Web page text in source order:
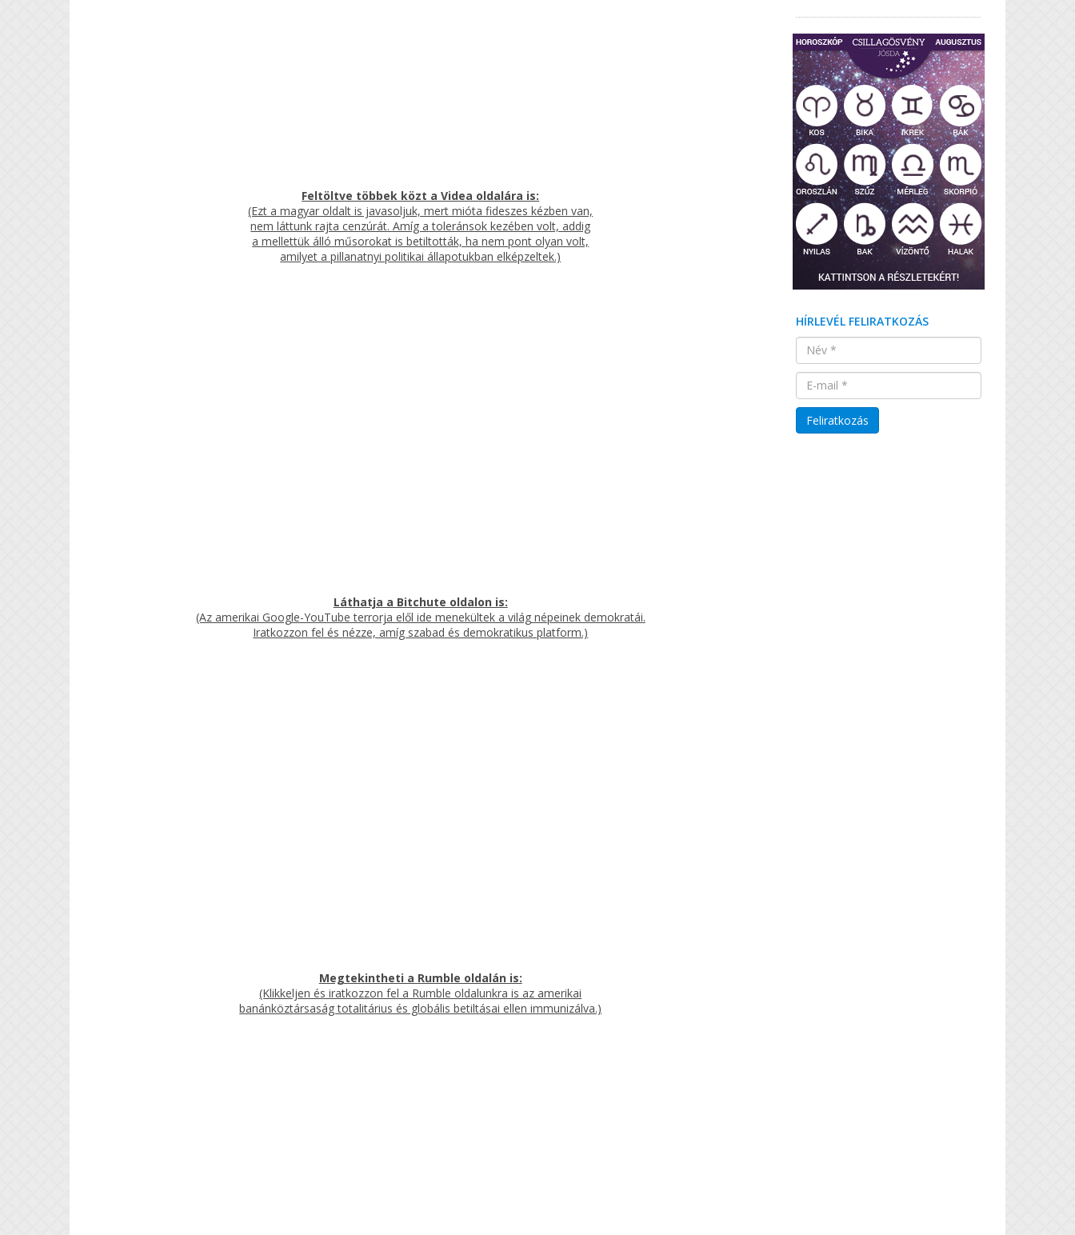
Feltöltve többek közt a Videa oldalára is:
(Ezt a magyar oldalt is javasoljuk, mert mióta fideszes kézben van,
nem láttunk rajta cenzúrát. Amíg a toleránsok kezében volt, addig
a mellettük álló műsorokat is betiltották, ha nem pont olyan volt,
amilyet a pillanatnyi politikai állapotukban elképzeltek.)
Láthatja a Bitchute oldalon is:
(Az amerikai Google-YouTube terrorja elől ide menekültek a világ népeinek demokratái.
Iratkozzon fel és nézze, amíg szabad és demokratikus platform.)
Megtekintheti a Rumble oldalán is:
(Klikkeljen és iratkozzon fel a Rumble oldalunkra is az amerikai
banánköztársaság totalitárius és globális betiltásai ellen immunizálva.)
HÍRLEVÉL FELIRATKOZÁS